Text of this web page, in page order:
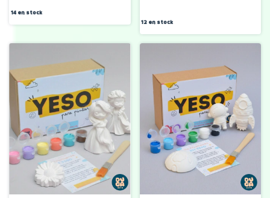
14en stock
12 en stock